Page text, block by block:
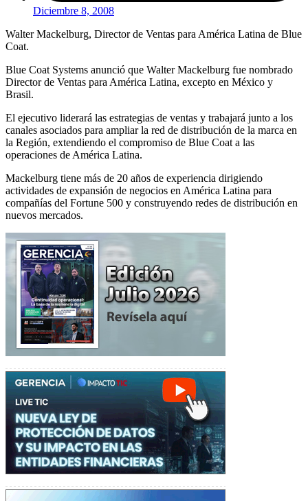
Diciembre 8, 2008
Walter Mackelburg, Director de Ventas para América Latina de Blue
Coat.
Blue Coat Systems anunció que Walter Mackelburg fue nombrado
Director de Ventas para América Latina, excepto en México y
Brasil.
El ejecutivo liderará las estrategias de ventas y trabajará junto a los
canales asociados para ampliar la red de distribución de la marca en
la Región, extendiendo el compromiso de Blue Coat a las
operaciones de América Latina.
Mackelburg tiene más de 20 años de experiencia dirigiendo
actividades de expansión de negocios en América Latina para
compañías del Fortune 500 y construyendo redes de distribución en
nuevos mercados.